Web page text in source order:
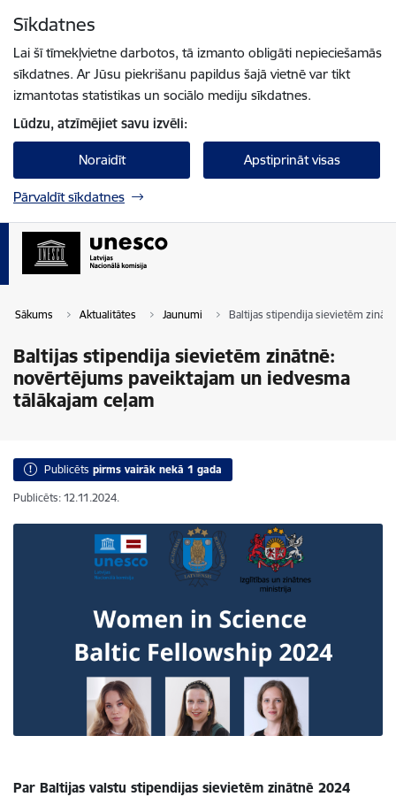
Sīkdatnes
Lai šī tīmekļvietne darbotos, tā izmanto obligāti nepieciešamās
sīkdatnes. Ar Jūsu piekrišanu papildus šajā vietnē var tikt
izmantotas statistikas un sociālo mediju sīkdatnes.
Lūdzu, atzīmējiet savu izvēli:
Noraidīt Apstiprināt visas
Pārvaldīt sīkdatnes
Sākums Aktualitātes Jaunumi Baltijas stipendija sievietēm
Baltijas stipendija sievietēm zinātnē:
novērtējums paveiktajam un iedvesma
tālākajam ceļam
Publicēts pirms vairāk nekā 1 gada
Publicēts: 12.11.2024.
Par Baltijas valstu stipendijas sievietēm zinātnē 2024